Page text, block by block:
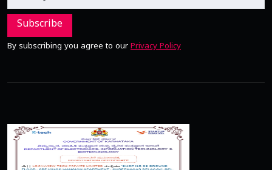
Subscribe
By subscribing you agree to our Privacy Policy